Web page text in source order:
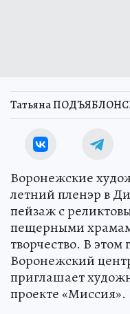
Татьяна
Воронежские
летний пленэр в
пейзаж с
пещерными
творчество. В этом
Воронежский
приглашает
проекте «Миссия».